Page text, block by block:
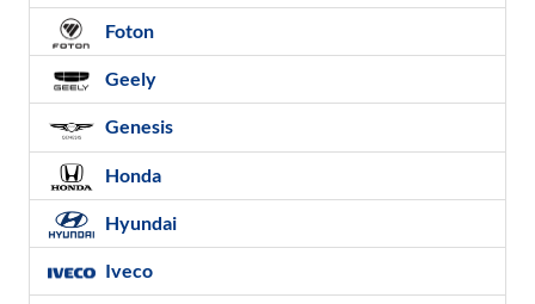
Foton
Geely
Genesis
Honda
Hyundai
Iveco